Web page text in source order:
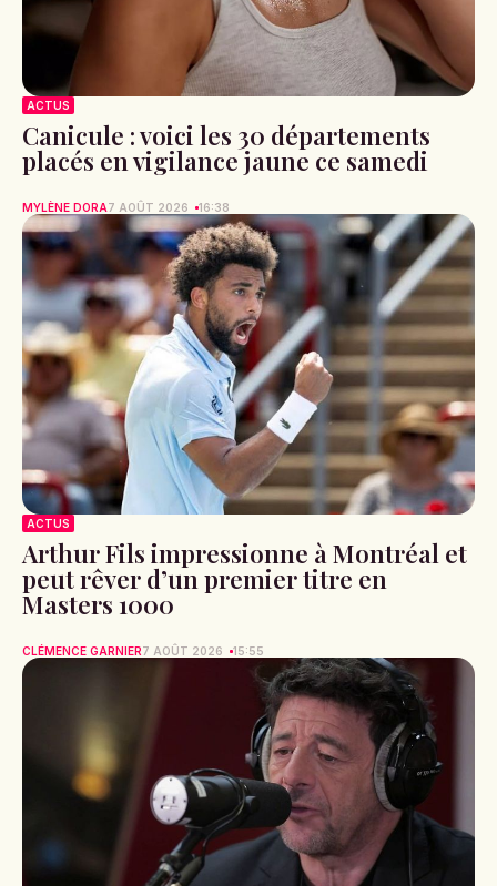
ACTUS
Canicule : voici les 30 départements
placés en vigilance jaune ce samedi
MYLÈNE DORA7 AOÛT 2026 16:38
ACTUS
Arthur Fils impressionne à Montréal et
peut rêver d’un premier titre en
Masters 1000
CLÉMENCE GARNIER7 AOÛT 2026 15:55